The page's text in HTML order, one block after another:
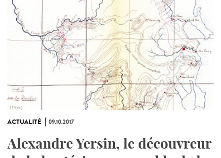
ACTUALITÉ 09.10.2017
Alexandre Yersin, le découvreur